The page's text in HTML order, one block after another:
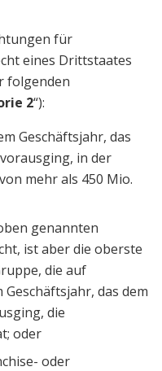
für
eines Drittstaates
folgenden
2“):
Geschäftsjahr, das
in der
mehr als 450 Mio.
genannten
ist aber die oberste
die auf
das dem
die
oder
oder